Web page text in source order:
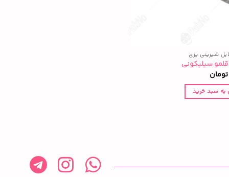
شیرینی پزی
سیلیکونی
تومان
به سبد خرید